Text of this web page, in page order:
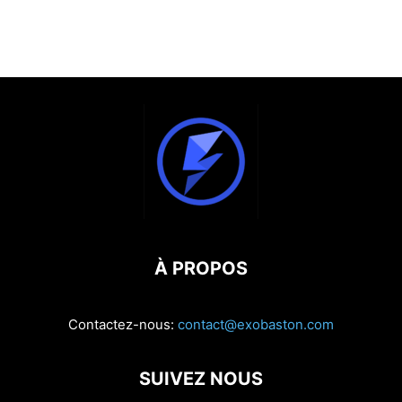
À PROPOS
Contactez-nous: contact@exobaston.com
SUIVEZ NOUS